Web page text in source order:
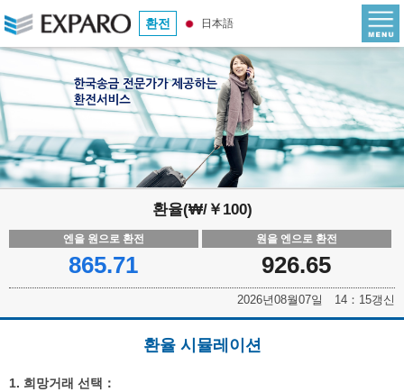
환전 日本語
환율(₩/￥100)
엔을 원으로 환전
865.71
원을 엔으로 환전
926.65
2026년08월07일 14：15갱신
환율 시뮬레이션
1. 희망거래 선택：